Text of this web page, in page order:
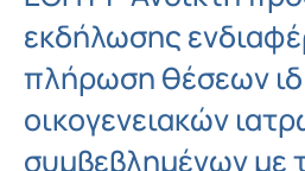
εκδήλωσης
πλήρωση θέσεων
οικογενειακών
συμβεβλημένων με